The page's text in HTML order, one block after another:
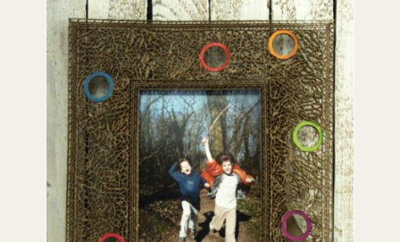
ADD TO CART / DETAILS